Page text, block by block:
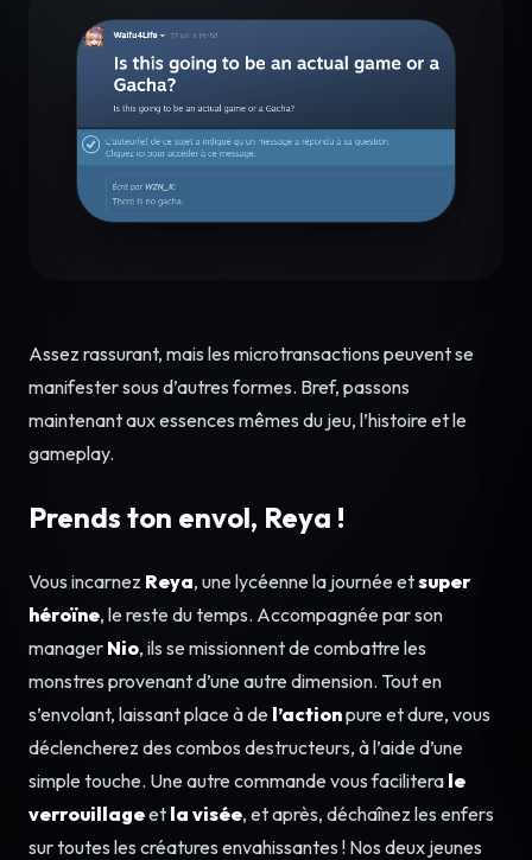
Assez rassurant, mais les microtransactions peuvent se
manifester sous d’autres formes. Bref, passons
maintenant aux essences mêmes du jeu, l’histoire et le
gameplay.
Prends ton envol, Reya !
Vous incarnez Reya, une lycéenne la journée etsuper
héroïne, le reste du temps. Accompagnée par son
manager Nio, ils se missionnent de combattre les
monstres provenant d’une autre dimension. Tout en
s’envolant, laissant place à de l’actionpure et dure, vous
déclencherez des combos destructeurs, à l’aide d’une
simple touche. Une autre commande vous facilitera le
verrouillageet la visée, et après, déchaînez les enfers
sur toutes les créatures envahissantes ! Nos deux jeunes